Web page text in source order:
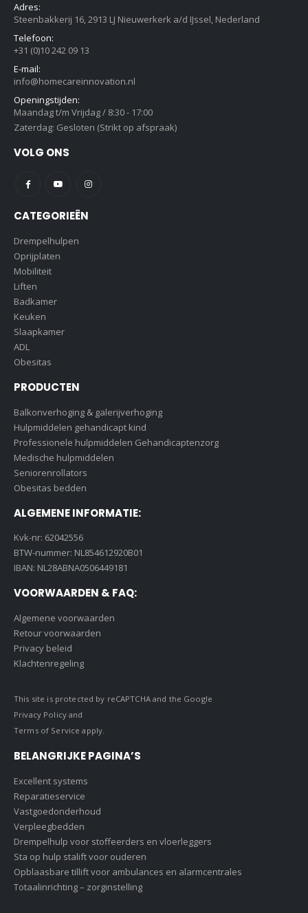
Adres:
Steenbakkerij 16, 2913 LJ Nieuwerkerk a/d IJssel, Nederland
Telefoon:
+31 (0)10 242 09 13
E-mail:
info@homecareinnovation.nl
Openingstijden:
Maandag t/m Vrijdag / 8:30 - 17:00
Zaterdag: Gesloten (Strikt op afspraak)
VOLG ONS
CATEGORIEËN
Drempelhulpen
Oprijplaten
Mobiliteit
Liften
Badkamer
Keuken
Slaapkamer
ADL
Obesitas
PRODUCTEN
Balkonverhoging & galerijverhoging
Hulpmiddelen gehandicapt kind
Professionele hulpmiddelen Gehandicaptenzorg
Medische hulpmiddelen
Seniorenrollators
Obesitas bedden
ALGEMENE INFORMATIE:
Kvk-nr: 62042556
BTW-nummer: NL854612920B01
IBAN: NL28ABNA0506449181
VOORWAARDEN & FAQ:
Algemene voorwaarden
Retour voorwaarden
Privacy beleid
Klachtenregeling
This site is protected by reCAPTCHA and the Google
Privacy Policyand
Terms of Service apply.
BELANGRIJKE PAGINA’S
Excellent systems
Reparatieservice
Vastgoedonderhoud
Verpleegbedden
Drempelhulp voor stoffeerders en vloerleggers
Sta op hulp stalift voor ouderen
Opblaasbare tillift voor ambulances en alarmcentrales
Totaalinrichting – zorginstelling